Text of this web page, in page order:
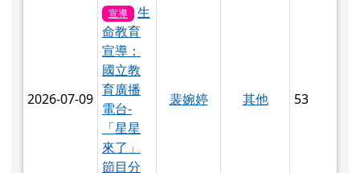
2026-07-09
電台-
「星星
來了」
節目分
享
裴婉婷 其他 53
宣導
各
級學校
115年暑